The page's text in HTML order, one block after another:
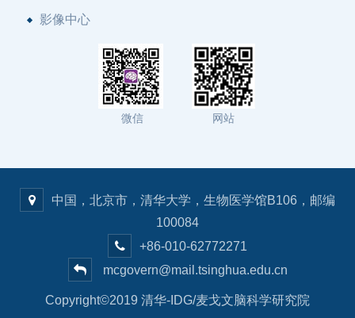
影像中心
微信 网站
中国，北京市，清华大学，生物医学馆B106，邮编
100084
+86-010-62772271
mcgovern@mail.tsinghua.edu.cn
Copyright©2019 清华-IDG/麦戈文脑科学研究院